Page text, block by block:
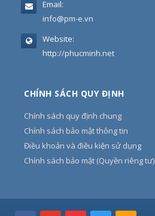
Email:
info@pm-e.vn
Website:
http://phucminh.net
CHÍNH SÁCH QUY ĐỊNH
Chính sách quy định chung
Chính sách bảo mật thông tin
Điều khoản và điều kiện sử dụng
Chính sách bảo mật (Quyền riêng tư)